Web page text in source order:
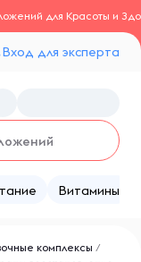
для Красоты и
Вход для эксперта
Витамины
комплексы /